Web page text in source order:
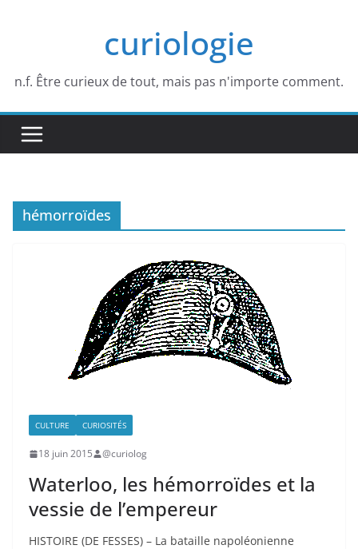
curiologie
n.f. Être curieux de tout, mais pas n'importe comment.
hémorroïdes
CULTURE CURIOSITÉS
18 juin 2015 @curiolog
Waterloo, les hémorroïdes et la
vessie de l’empereur
HISTOIRE (DE FESSES) – La bataille napoléonienne